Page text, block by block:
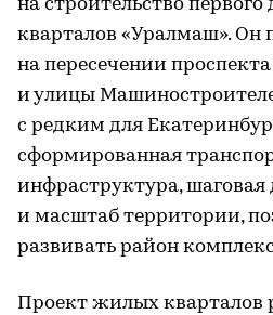
на строительство
кварталов «Уралмаш». Он
на пересечении
и улицы
с редким для
сформированная
инфраструктура, шаговая
и масштаб территории,
развивать район
Проект жилых кварталов